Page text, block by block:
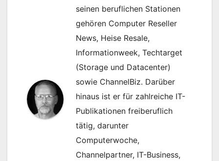
seinen beruflichen Stationen
gehören Computer Reseller
News, Heise Resale,
Informationweek, Techtarget
(Storage und Datacenter)
sowie ChannelBiz. Darüber
hinaus ist er für zahlreiche IT-
Publikationen freiberuflich
tätig, darunter
Computerwoche,
Channelpartner, IT-Business,